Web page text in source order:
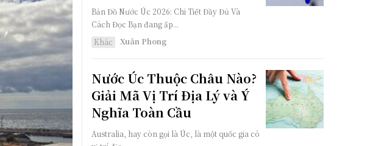
Bản Đồ Nước Úc 2026: Chi Tiết Đầy Đủ Và
Cách Đọc Bạn đang ấp...
Khác
Xuân Phong
Nước Úc Thuộc Châu Nào?
Giải Mã Vị Trí Địa Lý và Ý
Nghĩa Toàn Cầu
Australia, hay còn gọi là Úc, là một quốc gia có